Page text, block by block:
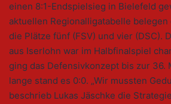
einen 8:1-Endspielsieg in Bielefeld
aktuellen Regionalligatabelle
die Plätze fünf (FSV) und vier (DSC).
aus Iserlohn war im Halbfinalspiel
ging das Defensivkonzept bis zur 36.
lange stand es 0:0. „Wir mussten
beschrieb Lukas Jäschke die